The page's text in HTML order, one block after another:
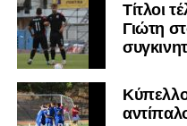
Τίτλοι
Γιώτη